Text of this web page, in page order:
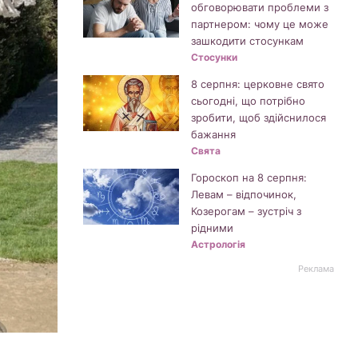
обговорювати проблеми з
партнером: чому це може
зашкодити стосункам
Стосунки
8 серпня: церковне свято
сьогодні, що потрібно
зробити, щоб здійснилося
бажання
Свята
Гороскоп на 8 серпня:
Левам – відпочинок,
Козерогам – зустріч з
рідними
Астрологія
Реклама